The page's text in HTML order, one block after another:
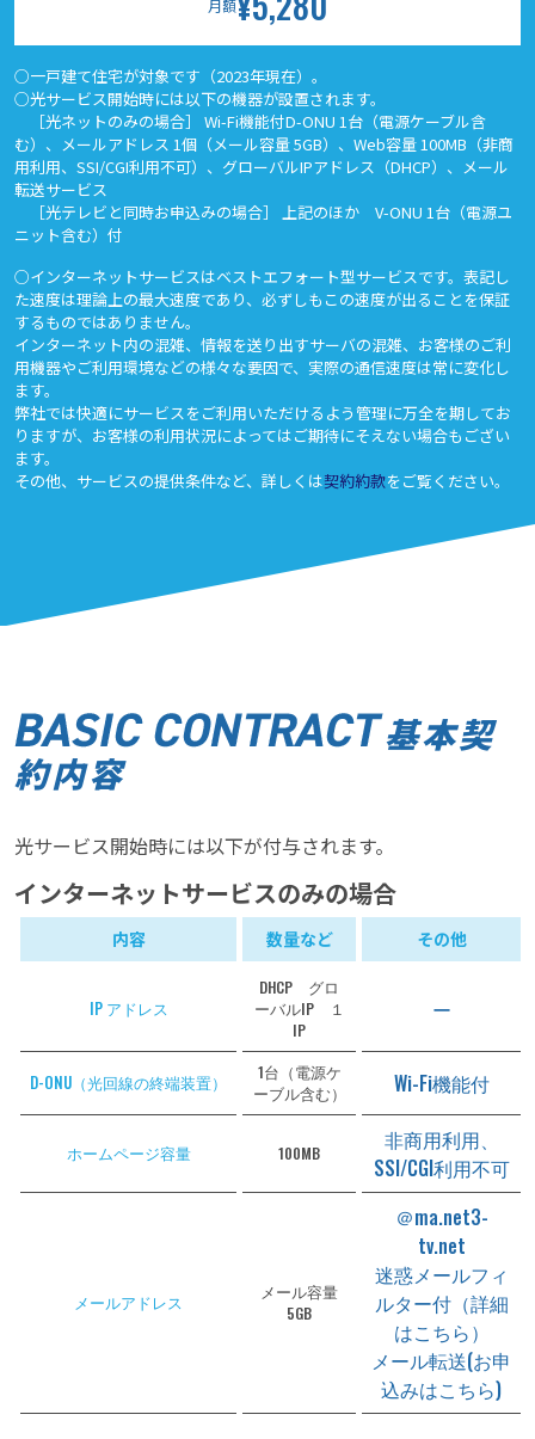
月額
○一戸建て住宅が対象です（2023年現在）。
○光サービス開始時には以下の機器が設置されます。
［光ネットのみの場合］ Wi-Fi機能付D-ONU 1台（電源ケーブル含
む）、メールアドレス 1個（メール容量 5GB）、Web容量 100MB（非商
用利用、SSI/CGI利用不可）、グローバルIPアドレス（DHCP）、メール
転送サービス
［光テレビと同時お申込みの場合］ 上記のほか V-ONU 1台（電源ユ
ニット含む）付
○インターネットサービスはベストエフォート型サービスです。表記し
た速度は理論上の最大速度であり、必ずしもこの速度が出ることを保証
するものではありません。
インターネット内の混雑、情報を送り出すサーバの混雑、お客様のご利
用機器やご利用環境などの様々な要因で、実際の通信速度は常に変化し
ます。
弊社では快適にサービスをご利用いただけるよう管理に万全を期してお
りますが、お客様の利用状況によってはご期待にそえない場合もござい
ます。
その他、サービスの提供条件など、詳しくは契約約款をご覧ください。
基本契
約内容
光サービス開始時には以下が付与されます。
インターネットサービスのみの場合
内容 数量など その他
IP アドレス
DHCP グロ
ーバルIP １
IP
ー
D-ONU（光回線の終端装置）
1台（電源ケ
ーブル含む）
Wi-Fi機能付
ホームページ容量 100MB
非商用利用、
SSI/CGI利用不可
メールアドレス
メール容量
5GB
＠ma.net3-
tv.net
迷惑メールフィ
ルター付（詳細
はこちら）
メール転送(お申
込みはこちら)